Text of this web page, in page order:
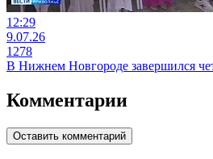
12:29
9.07.26
1278
В Нижнем Новгороде завершился
Комментарии
Оставить комментарий